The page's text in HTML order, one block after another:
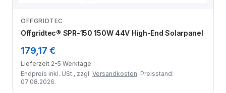
OFFGRIDTEC
Offgridtec® SPR-150 150W 44V High-End Solarpanel
179,17 €
Lieferzeit 2-5 Werktage
Endpreis inkl. USt., zzgl. Versandkosten. Preisstand:
07.08.2026.